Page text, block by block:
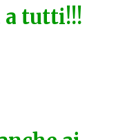
a tutti!!!